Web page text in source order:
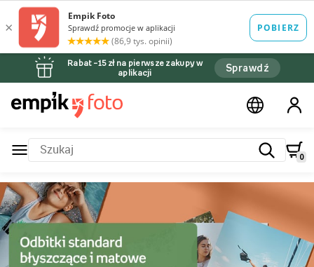
Rabat –15 zł na pierwsze zakupy w
aplikacji
Sprawdź
0